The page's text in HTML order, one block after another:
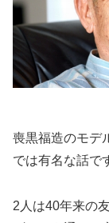
喪黒福造のモデ
では有名な話で
2人は40年来の